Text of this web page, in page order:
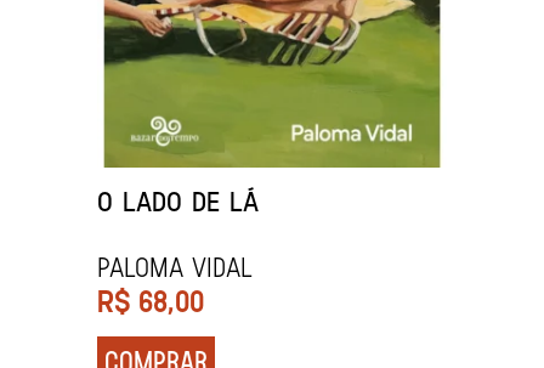
O LADO DE LÁ
PALOMA VIDAL
R$ 68,00
COMPRAR